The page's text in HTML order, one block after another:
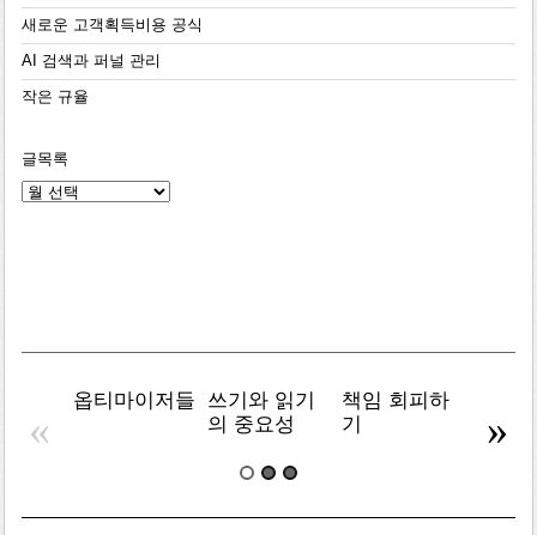
새로운 고객획득비용 공식
AI 검색과 퍼널 관리
작은 규율
글목록
글
옵티마이저들
쓰기와 읽기
의 중요성
책임 회피하
기
« »